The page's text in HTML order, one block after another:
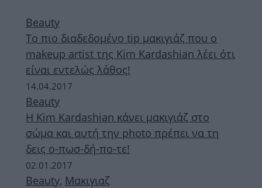
Beauty
Το πιο διαδεδομένο tip μακιγιάζ που ο
makeup artist της Kim Kardashian λέει ότι
είναι εντελώς λάθος!
14.04.2017
Beauty
Η Kim Kardashian κάνει μακιγιάζ στο
σώμα και αυτή την photo πρέπει να τη
δεις ο-πωσ-δή-πο-τε!
02.01.2017
Beauty, Μακιγιαζ